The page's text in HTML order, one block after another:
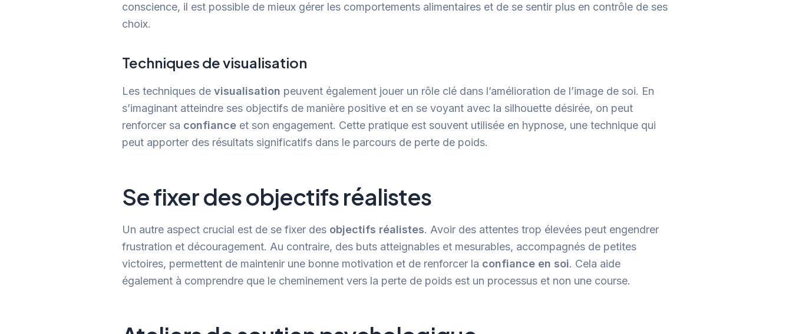
conscience, il est possible de mieux gérer les comportements alimentaires et de se sentir plus en contrôle de ses
choix.
Techniques de visualisation
Les techniques de visualisation peuvent également jouer un rôle clé dans l’amélioration de l’image de soi. En
s’imaginant atteindre ses objectifs de manière positive et en se voyant avec la silhouette désirée, on peut
renforcer sa confiance et son engagement. Cette pratique est souvent utilisée en hypnose, une technique qui
peut apporter des résultats significatifs dans le parcours de perte de poids.
Se fixer des objectifs réalistes
Un autre aspect crucial est de se fixer des objectifs réalistes. Avoir des attentes trop élevées peut engendrer
frustration et découragement. Au contraire, des buts atteignables et mesurables, accompagnés de petites
victoires, permettent de maintenir une bonne motivation et de renforcer la confiance en soi. Cela aide
également à comprendre que le cheminement vers la perte de poids est un processus et non une course.